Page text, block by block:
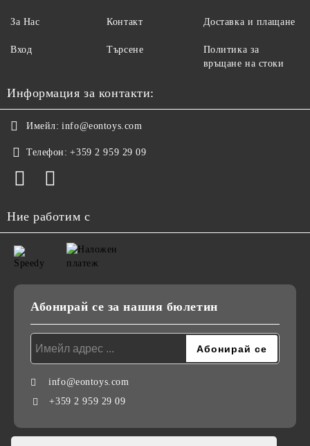
За Нас
Вход
Контакт
Търсене
Доставка и плащане
Политика за
връщане на стоки
Информация за контакти:
Имейл: info@eontoys.com
Телефон: +359 2 959 29 09
Ние работим с
Абонирай се за нашия бюлетин
info@eontoys.com
+359 2 959 29 09